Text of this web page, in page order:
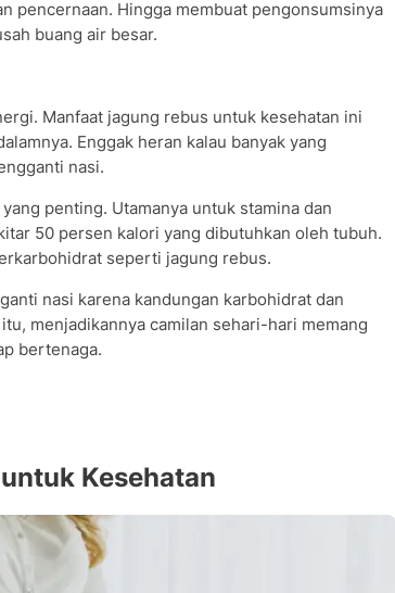
pencernaan. Hingga membuat pengonsumsinya
buang air besar.
Manfaat jagung rebus untuk kesehatan ini
Enggak heran kalau banyak yang
nasi.
penting. Utamanya untuk stamina dan
50 persen kalori yang dibutuhkan oleh tubuh.
seperti jagung rebus.
nasi karena kandungan karbohidrat dan
menjadikannya camilan sehari-hari memang
bertenaga.
Kesehatan